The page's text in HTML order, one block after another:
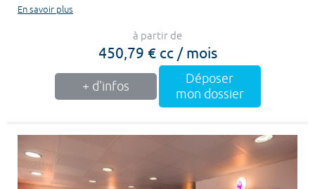
En savoir plus
à partir de
450,79 € cc / mois
+ d'infos
Déposer
mon dossier